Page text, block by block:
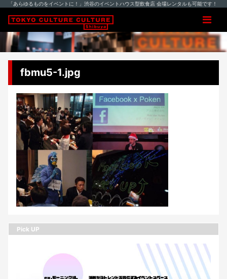
「あらゆるものをイベントに！」渋谷のイベントハウス型飲食店 会場レンタルも可能です！
fbmu5-1.jpg
Pick UP